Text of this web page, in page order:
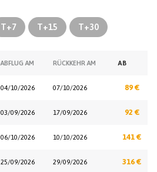
T+7 T+15 T+30
ABFLUG AM RÜCKKEHR AM AB
04/10/2026 07/10/2026 89 €
03/09/2026 17/09/2026 92 €
06/10/2026 10/10/2026 141 €
25/09/2026 29/09/2026 316 €